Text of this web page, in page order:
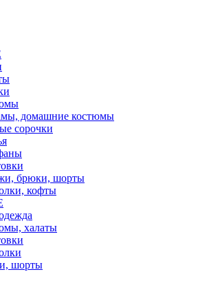
домашние костюмы
сорочки
брюки, шорты
кофты
халаты
шорты